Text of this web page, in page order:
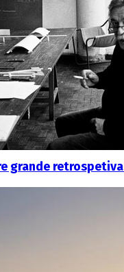
grande